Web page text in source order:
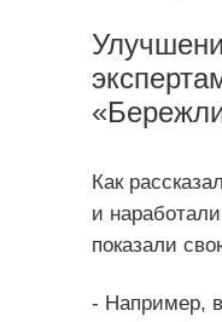
Как
и
показали
- Например,